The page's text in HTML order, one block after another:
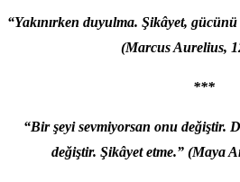
“Yakınırken duyulma. Şikâyet,
(Marcus Aurelius,
***
“Bir şeyi sevmiyorsan onu değiştir.
değiştir. Şikâyet etme.” (Maya